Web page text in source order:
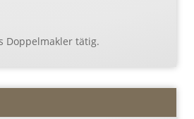
Doppelmakler tätig.